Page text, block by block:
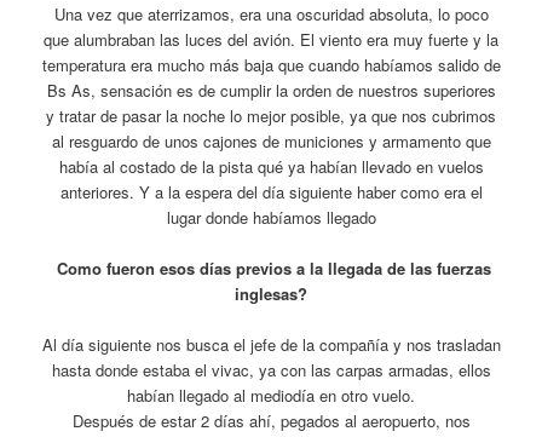
Una vez que aterrizamos, era una oscuridad absoluta, lo poco
que alumbraban las luces del avión. El viento era muy fuerte y la
temperatura era mucho más baja que cuando habíamos salido de
Bs As, sensación es de cumplir la orden de nuestros superiores
y tratar de pasar la noche lo mejor posible, ya que nos cubrimos
al resguardo de unos cajones de municiones y armamento que
había al costado de la pista qué ya habían llevado en vuelos
anteriores. Y a la espera del día siguiente haber como era el
lugar donde habíamos llegado
Como fueron esos días previos a la llegada de las fuerzas
inglesas?
Al día siguiente nos busca el jefe de la compañía y nos trasladan
hasta donde estaba el vivac, ya con las carpas armadas, ellos
habían llegado al mediodía en otro vuelo.
Después de estar 2 días ahí, pegados al aeropuerto, nos